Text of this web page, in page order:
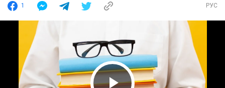
1 РУС